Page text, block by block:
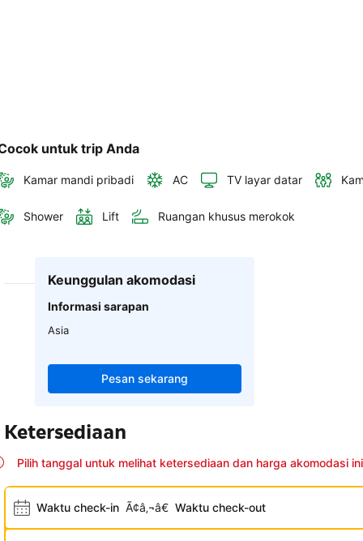
untuk trip Anda
Kamar mandi pribadi AC TV layar datar
Shower Lift Ruangan khusus merokok
Keunggulan akomodasi
Informasi sarapan
Asia
Pesan sekarang
Ketersediaan
Pilih tanggal untuk melihat ketersediaan dan harga akomodasi ini
Waktu check-in Ã¢â‚¬â€ Waktu check-out